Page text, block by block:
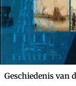
Geschiedenis van